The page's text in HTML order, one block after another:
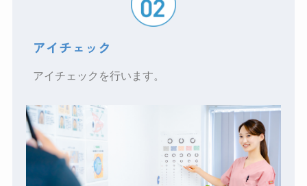
アイチェック
アイチェックを行います。